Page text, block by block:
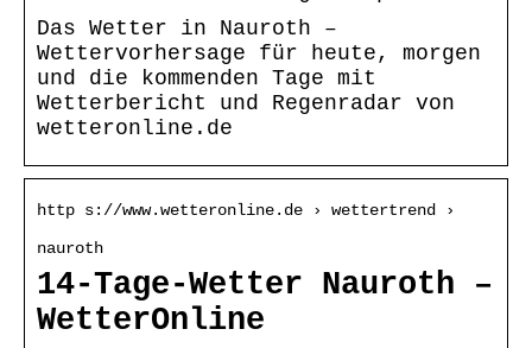
Das Wetter in Nauroth –
Wettervorhersage für heute, morgen
und die kommenden Tage mit
Wetterbericht und Regenradar von
wetteronline.de
http s://www.wetteronline.de › wettertrend ›
nauroth
14-Tage-Wetter Nauroth –
WetterOnline